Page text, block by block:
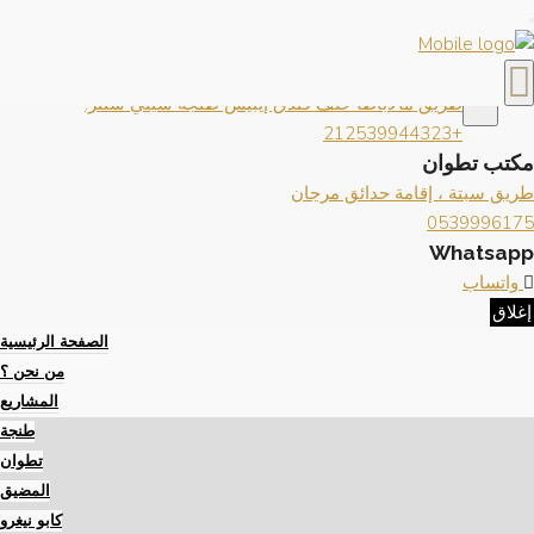
×تواصل معنا
طريق مالاباطا خلف فندق إيبيس طنجة سيتي سنتر.
+212539944323
مكتب تطوان
طريق سبتة ، إقامة حدائق مرجان
0539996175
Whatsapp
واتساب
إغلاق
الصفحة الرئيسية
من نحن ؟
المشاريع
طنجة
تطوان
المضيق
كابو نيغرو